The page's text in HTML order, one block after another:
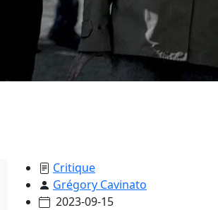
Critique
Grégory Cavinato
2023-09-15